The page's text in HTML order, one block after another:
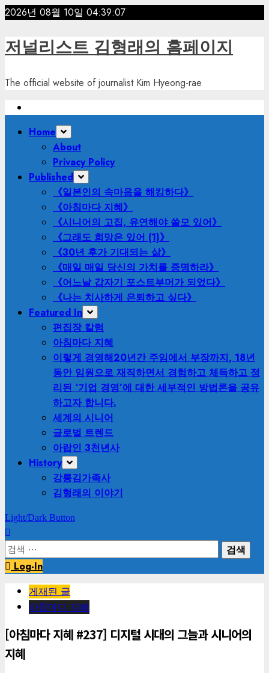
Skip
content
2026년 08월 10일 04:39:09
저널리스트 김형래의 홈페이지
The official website of journalist Kim Hyeong-rae
PrimaryHome
About
Privacy Policy
Published
《일본인의 속마음을 해킹하다》
《아침마다 지혜》
《시니어의 고집, 유연해야 쓸모 있어》
《그래도 희망은 있어 (1)》
《30년 후가 기대되는 삶》
《매일 매일 당신의 가치를 증명하라》
《어느날 갑자기 포스트부머가 되었다》
《나는 치사하게 은퇴하고 싶다》
Featured In
편집장 칼럼
아침마다 지혜
이렇게 경영해20년간 주임에서 부장까지, 18년
동안 임원으로 재직하면서 경험하고 체득하고 정
리된 ‘기업 경영’에 대한 세부적인 방법론을 공유
하고자 합니다.
세계의 시니어
글로벌 트렌드
아랍인 3천년사
History
강릉김가족사
김형래의 이야기
Light/Dark Button
검
색:Log-In
게재된 글
아침마다 지혜
[아침마다 지혜 #237] 디지털 시대의 그늘과 시니어의
지혜